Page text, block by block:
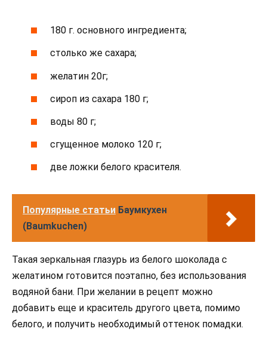
180 г. основного ингредиента;
столько же сахара;
желатин 20г;
сироп из сахара 180 г;
воды 80 г;
сгущенное молоко 120 г;
две ложки белого красителя.
Популярные статьи Баумкухен
(Baumkuchen)
Такая зеркальная глазурь из белого шоколада с
желатином готовится поэтапно, без использования
водяной бани. При желании в рецепт можно
добавить еще и краситель другого цвета, помимо
белого, и получить необходимый оттенок помадки.